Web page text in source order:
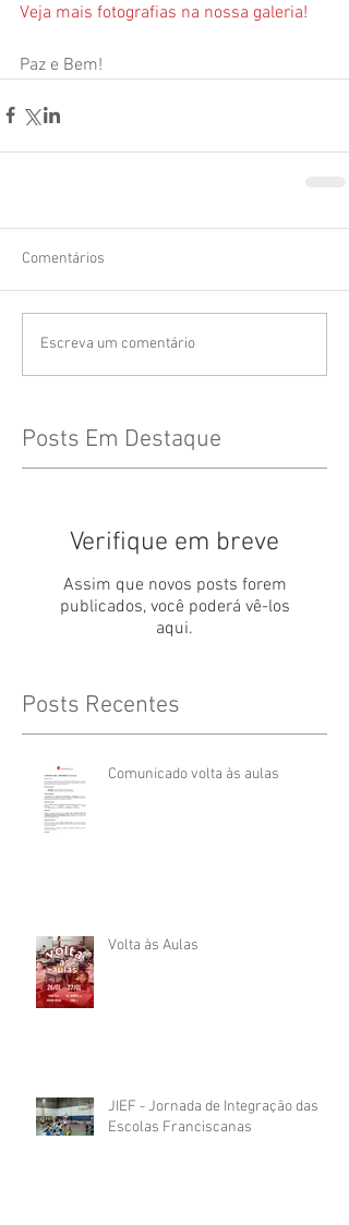
Veja mais fotografias na nossa galeria!
Paz e Bem!
Comentários
Escreva um comentário
Posts Em Destaque
Verifique em breve
Assim que novos posts forem
publicados, você poderá vê-los
aqui.
Posts Recentes
Comunicado volta às aulas
Volta às Aulas
JIEF - Jornada de Integração das
Escolas Franciscanas